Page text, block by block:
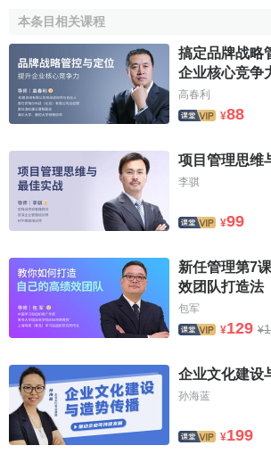
有美感、有個性
站的根本，更是靈魂。一個成功的網站在
之處，如新華網的 新聞 、 網易的游戲、華
等。
內容精緻、主題鮮明、題材新穎及思路精
點內容過於繁雜，則意味著沒有主題。因
個包羅萬象的站點，以提高網路的訪問量
違。
2．收集資料
確定好網站主題後，接下來要為站點
和製作素材。
網站是由多個網頁鏈接構成的，在做
或製作後，便可以選擇一個自己熟悉的網
本地站點，開始製作網頁了。
本条目相关课程
搞定品牌战略
企业核心竞争
高春利
¥88
项目管理思维
李骐
¥99
新任管理第7
效团队打造法
包军
¥129 ¥
企业文化建设
孙海蓝
¥199